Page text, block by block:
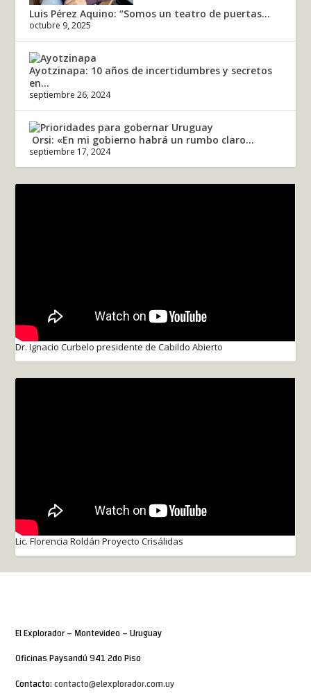
Luis Pérez Aquino: “Somos un teatro de puertas...
octubre 9, 2025
Ayotzinapa: 10 años de incertidumbres y secretos
en...
septiembre 26, 2024
Orsi: «En mi gobierno habrá un rumbo claro...
septiembre 17, 2024
Dr. Ignacio Curbelo presidente de Cabildo Abierto
Lic. Florencia Roldán Proyecto Crisálidas
El Explorador – Montevideo – Uruguay
Oficinas Paysandú 941 2do Piso
Contacto:contacto@elexplorador.com.uy